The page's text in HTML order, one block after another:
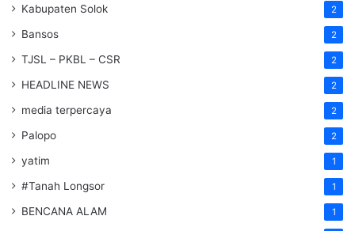
Kabupaten Solok 2
Bansos 2
TJSL – PKBL – CSR 2
HEADLINE NEWS 2
media terpercaya 2
Palopo 2
yatim 1
#Tanah Longsor 1
BENCANA ALAM 1